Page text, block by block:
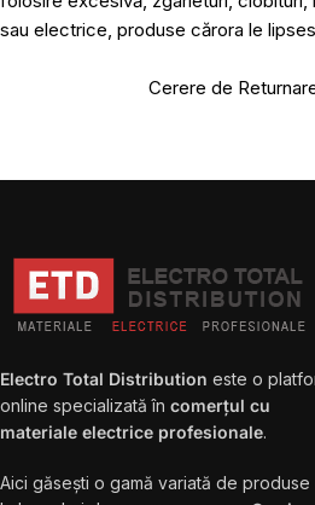
sau electrice, produse cărora le
Cerere de
Electro Total Distribution este o
online specializată în comerțul cu
materiale electrice profesionale.
Aici găsești o gamă variată de produse